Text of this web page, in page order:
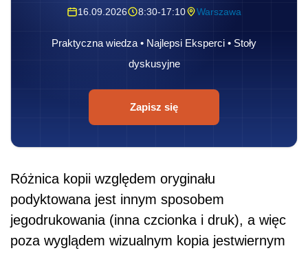
16.09.2026 8:30-17:10 Warszawa
Praktyczna wiedza • Najlepsi Eksperci • Stoły
dyskusyjne
Zapisz się
Różnica kopii względem oryginału
podyktowana jest innym sposobem
jegodrukowania (inna czcionka i druk), a więc
poza wyglądem wizualnym kopia jestwiernym